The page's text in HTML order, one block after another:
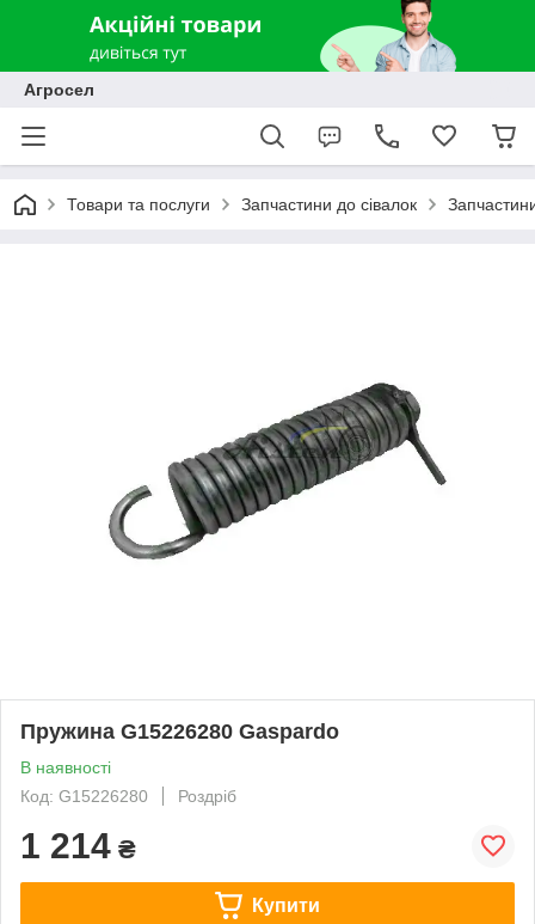
Агросел
Товари та послуги Запчастини до сівалок
Пружина G15226280 Gaspardo
В наявності
Код: G15226280
Роздріб
1 214 ₴
Купити